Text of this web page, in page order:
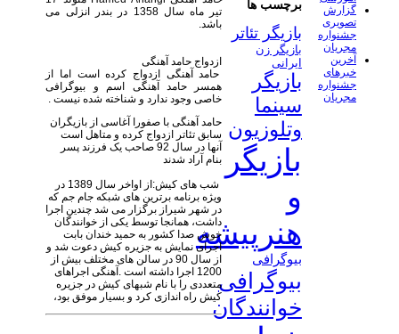
تیر ماه سال 1358 در بندر انزلی می
باشد.
ازدواج حامد آهنگی
​​حامد آهنگی ازدواج کرده است اما از
همسر حامد آهنگی اسم و بیوگرافی
خاصی وجود ندارد و شناخته شده نیست .
حامد آهنگی با صفورا آغاسی از بازیگران
سابق تئاتر ازدواج کرده و متاهل است
آنها در سال 92 صاحب یک فرزند پسر
بنام آراد شدند
شب های کیش:از اواخر سال 1389 در
ویژه برنامه برترین های شبکه جام جم که
در شهر شیراز برگزار می شد چندین اجرا
داشت، همانجا توسط یکی از خوانندگان
خوش صدا کشور به حمید خندان بابت
اجرای نمایش به جزیره کیش دعوت شد و
از سال 90 در سالن های مختلف بیش از
1200 اجرا داشته است .آهنگی اجراهای
متعددی را با نام شبهای کیش در جزیره
کیش راه اندازی کرد و بسیار موفق بود،
برچسب ها
بازیگر تئاتر
بازیگر زن
ایرانی
بازیگر
سینما
وتلوزیون
بازیگر
و
هنرپیشه
بیوگرافی
بیوگرافی
خوانندگان
گزارش
تصویری
جشنواره
مجریان
آخرین
خبرهای
جشنواره
مجریان